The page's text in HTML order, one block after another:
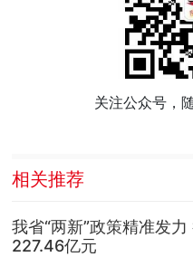
关注公众号，
相关推荐
我省“两新”政策精准发
227.46亿元